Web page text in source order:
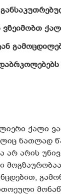
ქალი
ნათლად
არ არის